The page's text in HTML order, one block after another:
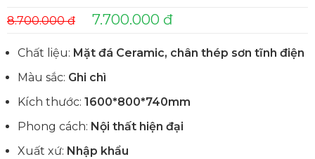
8.700.000 đ 7.700.000 đ
Chất liệu: Mặt đá Ceramic, chân thép sơn tĩnh điện
Màu sắc: Ghi chì
Kích thước: 1600*800*740mm
Phong cách: Nội thất hiện đại
Xuất xứ: Nhập khẩu